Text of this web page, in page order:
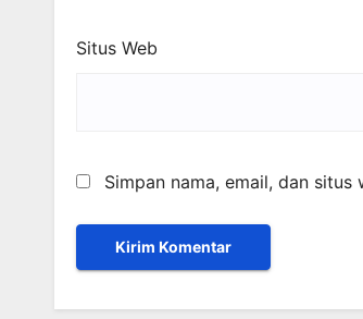
Situs Web
Simpan nama, email, dan